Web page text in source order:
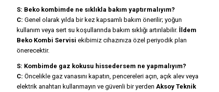
S: Beko kombimde ne sıklıkla bakım yaptırmalıyım?
C: Genel olarak yılda bir kez kapsamlı bakım önerilir; yoğun
kullanım veya sert su koşullarında bakım sıklığı artırılabilir. İldem
Beko Kombi Servisi ekibimiz cihazınıza özel periyodik plan
önerecektir.
S: Kombimde gaz kokusu hissedersem ne yapmalıyım?
C: Öncelikle gaz vanasını kapatın, pencereleri açın, açık alev veya
elektrik anahtarı kullanmayın ve güvenli bir yerden Aksoy Teknik